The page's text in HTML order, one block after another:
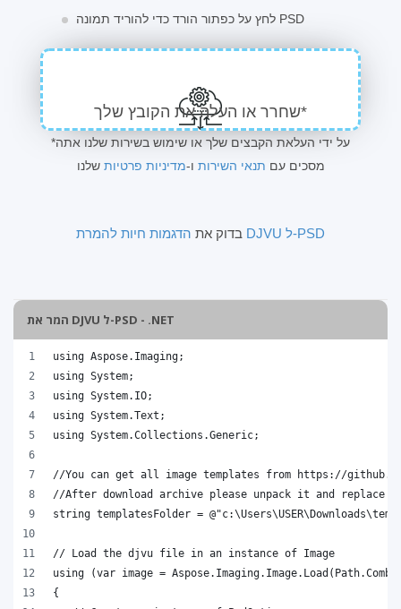
לחץ על כפתור הורד כדי להוריד תמונה PSD
שחרר או העלה את הקובץ שלך*
*על ידי העלאת הקבצים שלך או שימוש בשירות שלנו אתה
מסכים עם תנאי השירות ו-מדיניות פרטיות שלנו
בדוק את הדגמות חיות להמרת DJVU ל-PSD
המר את DJVU ל-PSD - .NET